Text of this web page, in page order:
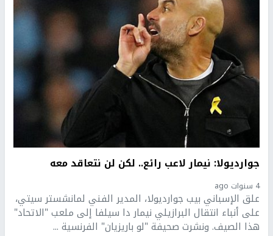
جوارديولا: نيمار لاعب رائع.. لكن لن نتعاقد معه
4 سنوات ago
علق الإسباني بيب جوارديولا، المدير الفني لمانشستر سيتي،
على أنباء انتقال البرازيلي نيمار دا سيلفا إلى ملعب "الاتحاد"
هذا الصيف. ونشرت صحيفة "لو باريزيان" الفرنسية ...